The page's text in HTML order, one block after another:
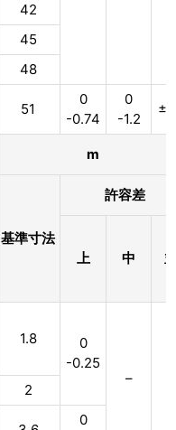
42
45
48
51
0
-0.74
0
-1.2
m
基準寸法
許容差
上 中
1.8
0
-0.25
–
2
0